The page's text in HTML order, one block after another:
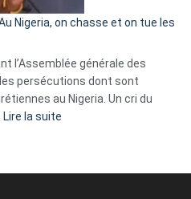
parle
ses
tripes »
Nigeria, on chasse et on tue les
l’Assemblée générale des
persécutions dont sont
au Nigeria. Un cri du
Lire la suite